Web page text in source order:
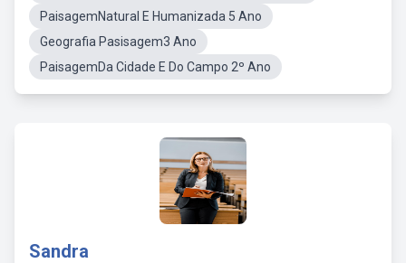
PaisagemNatural E Humanizada 5 Ano
Geografia Pasisagem3 Ano
PaisagemDa Cidade E Do Campo 2º Ano
Sandra